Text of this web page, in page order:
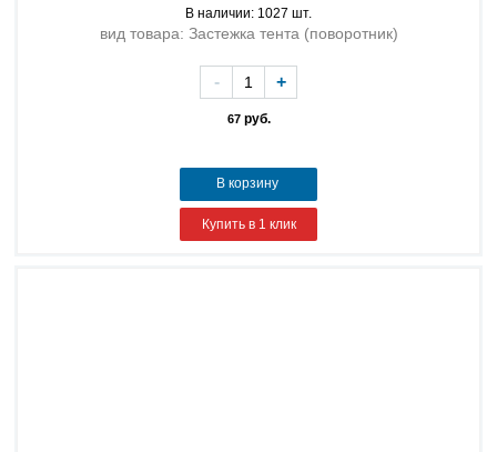
В наличии: 1027 шт.
вид товара: Застежка тента (поворотник)
67руб.
- +
В корзину
Купить в 1 клик